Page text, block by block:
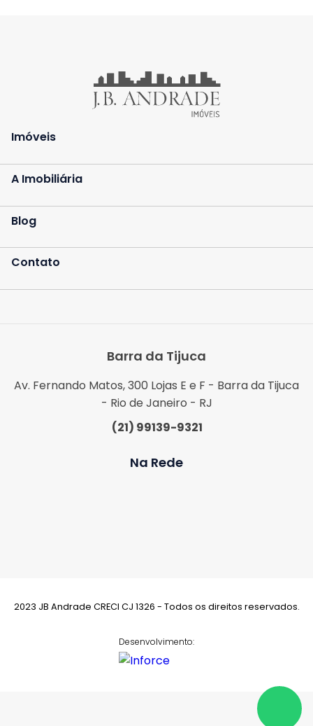
Imóveis
A Imobiliária
Blog
Contato
Barra da Tijuca
Av. Fernando Matos, 300 Lojas E e F - Barra da Tijuca
- Rio de Janeiro - RJ
(21) 99139-9321
Na Rede
2023 JB Andrade CRECI CJ 1326 - Todos os direitos reservados.
Desenvolvimento: